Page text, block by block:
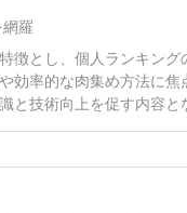
羅
徴とし、個人ランキン
効率的な肉集め方法に
と技術向上を促す内容と